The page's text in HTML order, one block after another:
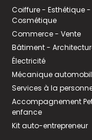
Coiffure - Esthétique -
Cosmétique
Commerce - Vente
Bâtiment -
Électricité
Mécanique
Services à la
Accompagnement
enfance
Kit auto-entrepreneur